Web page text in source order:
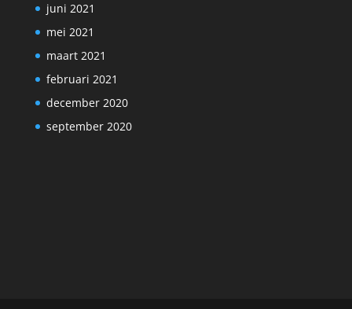
juni 2021
mei 2021
maart 2021
februari 2021
december 2020
september 2020